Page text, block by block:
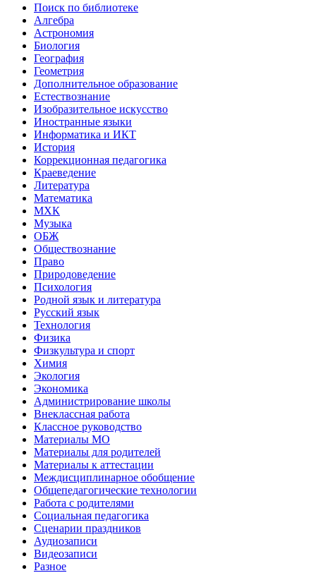
Поиск по библиотеке
Алгебра
Астрономия
Биология
География
Геометрия
Дополнительное образование
Естествознание
Изобразительное искусство
Иностранные языки
Информатика и ИКТ
История
Коррекционная педагогика
Краеведение
Литература
Математика
МХК
Музыка
ОБЖ
Обществознание
Право
Природоведение
Психология
Родной язык и литература
Русский язык
Технология
Физика
Физкультура и спорт
Химия
Экология
Экономика
Администрирование школы
Внеклассная работа
Классное руководство
Материалы МО
Материалы для родителей
Материалы к аттестации
Междисциплинарное обобщение
Общепедагогические технологии
Работа с родителями
Социальная педагогика
Сценарии праздников
Аудиозаписи
Видеозаписи
Разное